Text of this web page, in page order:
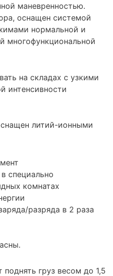
маневренностью.
оснащен системой
нормальной и
многофункциональной
на складах с узкими
интенсивности
литий-ионными
специально
комнатах
разряда в 2 раза
груз весом до 1,5